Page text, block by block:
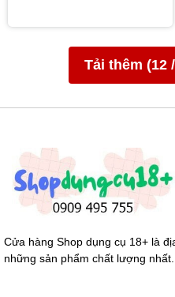
Tải thêm (12/
Cửa hàng Shop dụng cụ 18+ là
những sản phẩm chất lượng nhất.